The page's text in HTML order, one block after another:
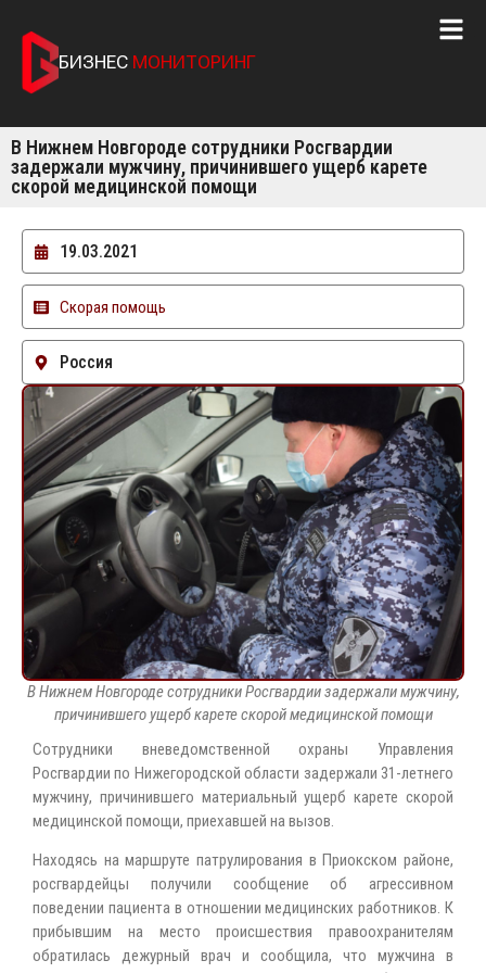
БИЗНЕС МОНИТОРИНГ
В Нижнем Новгороде сотрудники Росгвардии
задержали мужчину, причинившего ущерб карете
скорой медицинской помощи
19.03.2021
Скорая помощь
Россия
В Нижнем Новгороде сотрудники Росгвардии задержали мужчину,
причинившего ущерб карете скорой медицинской помощи
Сотрудники вневедомственной охраны Управления
Росгвардии по Нижегородской области задержали 31-летнего
мужчину, причинившего материальный ущерб карете скорой
медицинской помощи, приехавшей на вызов.
Находясь на маршруте патрулирования в Приокском районе,
росгвардейцы получили сообщение об агрессивном
поведении пациента в отношении медицинских работников. К
прибывшим на место происшествия правоохранителям
обратилась дежурный врач и сообщила, что мужчина в